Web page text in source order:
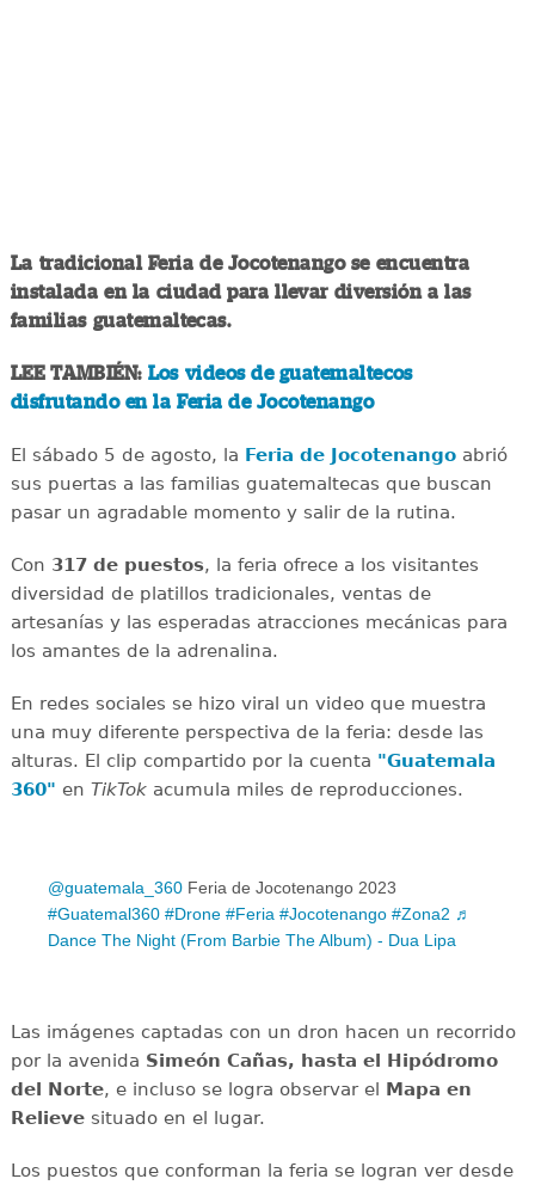
La tradicional Feria de Jocotenango se encuentra
instalada en la ciudad para llevar diversión a las
familias guatemaltecas.
LEE TAMBIÉN: Los videos de guatemaltecos
disfrutando en la Feria de Jocotenango
El sábado 5 de agosto, la Feria de Jocotenango abrió
sus puertas a las familias guatemaltecas que buscan
pasar un agradable momento y salir de la rutina.
Con 317 de puestos, la feria ofrece a los visitantes
diversidad de platillos tradicionales, ventas de
artesanías y las esperadas atracciones mecánicas para
los amantes de la adrenalina.
En redes sociales se hizo viral un video que muestra
una muy diferente perspectiva de la feria: desde las
alturas. El clip compartido por la cuenta "Guatemala
360" en TikTokacumula miles de reproducciones.
@guatemala_360 Feria de Jocotenango 2023
#Guatemal360 #Drone #Feria #Jocotenango #Zona2 ♬
Dance The Night (From Barbie The Album) - Dua Lipa
Las imágenes captadas con un dron hacen un recorrido
por la avenida Simeón Cañas, hasta el Hipódromo
del Norte, e incluso se logra observar el Mapa en
Relieve situado en el lugar.
Los puestos que conforman la feria se logran ver desde